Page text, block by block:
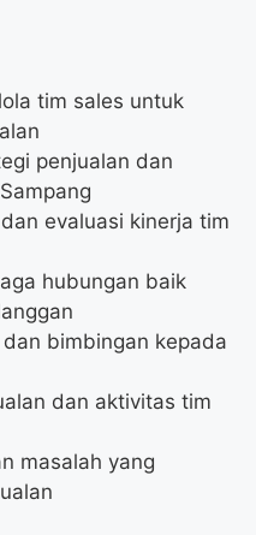
tim sales untuk
penjualan dan
evaluasi kinerja tim
hubungan baik
bimbingan kepada
dan aktivitas tim
masalah yang